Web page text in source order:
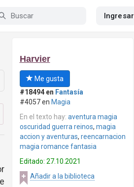
Ingresar
Harvier
Me gusta
#18494 en Fantasía
#4057 en Magia
En el texto hay: aventura magia
oscuridad guerra reinos, magia
accion y aventuras, reencarnacion
magia romance fantasia
Editado: 27.10.2021
Añadir a la biblioteca